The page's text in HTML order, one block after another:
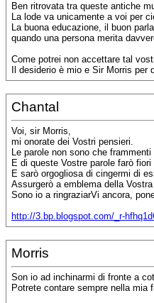
Ben ritrovata tra queste antiche
La lode va unicamente a voi per
La buona educazione, il buon
quando una persona merita
Come potrei non accettare tal
Il desiderio è mio e Sir Morris
Chantal
Voi, sir Morris,
mi onorate dei Vostri pensieri.
Le parole non sono che
E di queste Vostre parole farò
E sarò orgogliosa di cingermi di
Assurgerò a emblema della
Sono io a ringraziarVi ancora,
http://3.bp.blogspot.com/_r-
Morris
Son io ad inchinarmi di fronte a
Potrete contare sempre nella mia